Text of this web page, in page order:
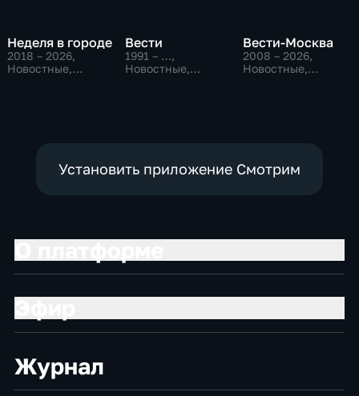
Неделя в городе
2018 – 2026,
Новостные,
Вести
1991 – …,
Новостные,
Вести-Москва
2008 – 2026,
Новостные,
Установить приложение Смотрим
Журнал